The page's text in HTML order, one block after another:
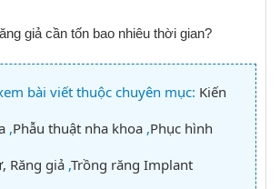
giả cần tốn bao nhiêu thời gian?
bài viết thuộc chuyên mục: Kiến
,Phẫu thuật nha khoa ,Phục hình
Răng giả ,Trồng răng Implant